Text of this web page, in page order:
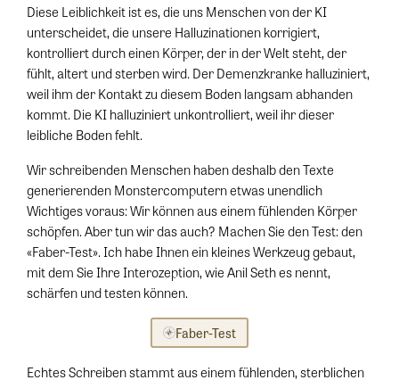
Diese Leiblichkeit ist es, die uns Menschen von der KI
unterscheidet, die unsere Halluzinationen korrigiert,
kontrolliert durch einen Körper, der in der Welt steht, der
fühlt, altert und sterben wird. Der Demenzkranke halluziniert,
weil ihm der Kontakt zu diesem Boden langsam abhanden
kommt. Die KI halluziniert unkontrolliert, weil ihr dieser
leibliche Boden fehlt.
Wir schreibenden Menschen haben deshalb den Texte
generierenden Monstercomputern etwas unendlich
Wichtiges voraus: Wir können aus einem fühlenden Körper
schöpfen. Aber tun wir das auch? Machen Sie den Test: den
«Faber-Test». Ich habe Ihnen ein kleines Werkzeug gebaut,
mit dem Sie Ihre Interozeption, wie Anil Seth es nennt,
schärfen und testen können.
Faber-Test
Echtes Schreiben stammt aus einem fühlenden, sterblichen